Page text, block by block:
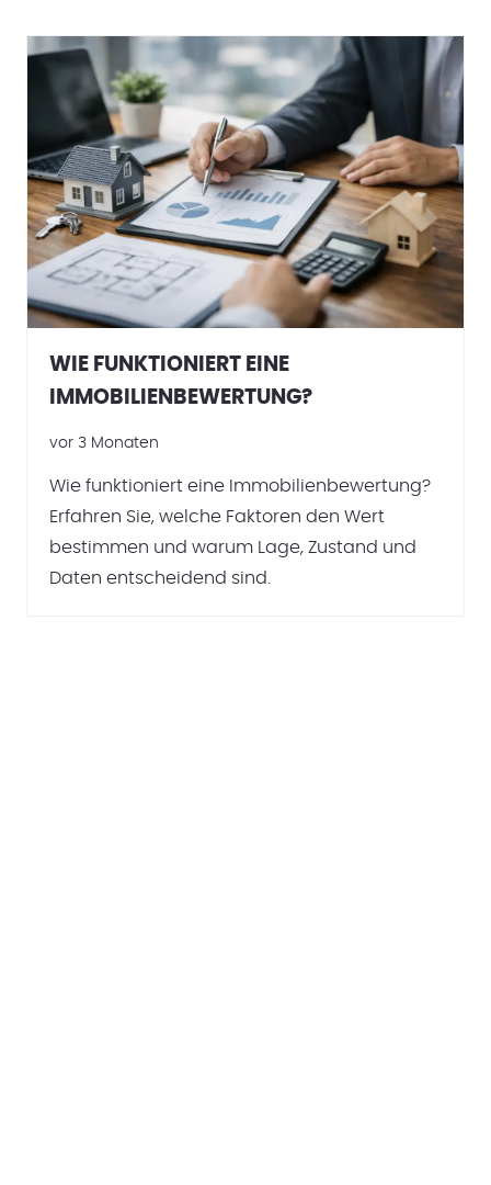
WIE FUNKTIONIERT EINE
IMMOBILIENBEWERTUNG?
vor 3 Monaten
Wie funktioniert eine Immobilienbewertung?
Erfahren Sie, welche Faktoren den Wert
bestimmen und warum Lage, Zustand und
Daten entscheidend sind.